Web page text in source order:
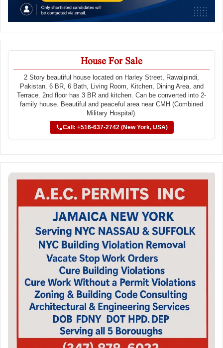
House For Sale
2 Story beautiful house located on Harley Street, Rawalpindi,
Pakistan. 6 BR, 6 Bath, Living Room, Kitchen, Dining Area, and
Terrace. 2nd floor has 3 BR and kitchen. Can be converted into 2-
family house. Beautiful and peaceful area near CMH (Combined
Military Hospital).
Call: +516-637-2742 (New York, USA)